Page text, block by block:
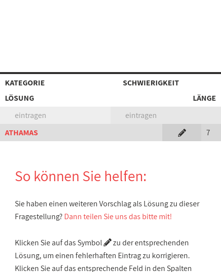
KATEGORIE
SCHWIERIGKEIT
LÖSUNG
LÄNGE
eintragen
eintragen
ATHAMAS
7
So können Sie helfen:
Sie haben einen weiteren Vorschlag als Lösung zu dieser
Fragestellung? Dann teilen Sie uns das bitte mit!
Klicken Sie auf das Symbol
zu der entsprechenden
Lösung, um einen fehlerhaften Eintrag zu korrigieren.
Klicken Sie auf das entsprechende Feld in den Spalten